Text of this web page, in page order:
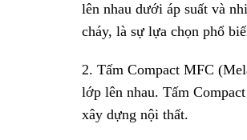
lên nhau dưới áp suất và
cháy, là sự lựa chọn phổ
2. Tấm Compact MFC
lớp lên nhau. Tấm
xây dựng nội thất.